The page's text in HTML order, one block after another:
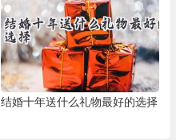
结婚十年送什么礼物最好的选择